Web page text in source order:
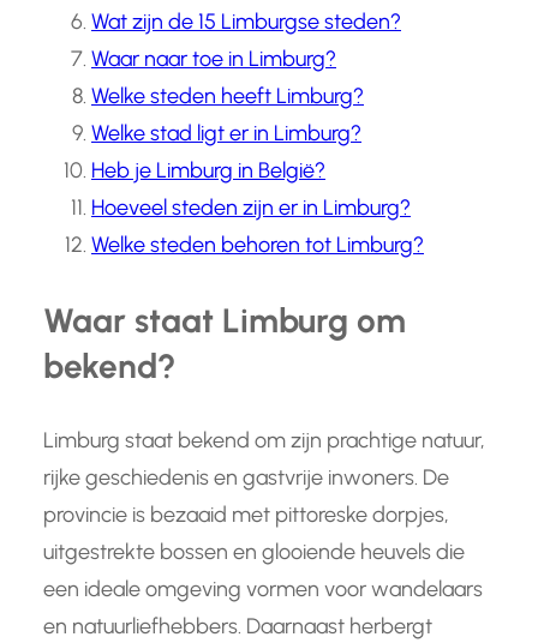
Wat zijn de 15 Limburgse steden?
Waar naar toe in Limburg?
Welke steden heeft Limburg?
Welke stad ligt er in Limburg?
Heb je Limburg in België?
Hoeveel steden zijn er in Limburg?
Welke steden behoren tot Limburg?
Waar staat Limburg om
bekend?
Limburg staat bekend om zijn prachtige natuur,
rijke geschiedenis en gastvrije inwoners. De
provincie is bezaaid met pittoreske dorpjes,
uitgestrekte bossen en glooiende heuvels die
een ideale omgeving vormen voor wandelaars
en natuurliefhebbers. Daarnaast herbergt